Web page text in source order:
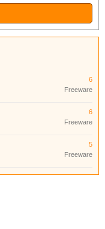
6
Freeware
6
Freeware
5
Freeware